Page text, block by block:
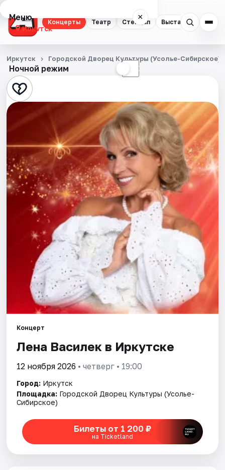
Концерты Театр Стендап Выставки
Меню ×
Иркутск
Концерты
Театр
Стендап
Квесты
Спорт
События
Города
Площадки
Артисты
Рейтинги
Ночной режим ☾
Иркутск Городской Дворец Культуры (Усолье-Сибирское)
Концерт
Лена Василек в Иркутске
12 ноября 2026 • четверг • 19:00
Город: Иркутск
Площадка: Городской Дворец Культуры (Усолье-
Сибирское)
Билеты от 1 200 ₽
на Ticketland